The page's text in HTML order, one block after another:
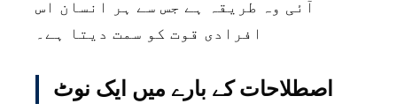
آئی وہ طریقہ ہے جس سے ہر انسان اس
افرادی قوت کو سمت دیتا ہے۔
اصطلاحات کے بارے میں ایک نوٹ